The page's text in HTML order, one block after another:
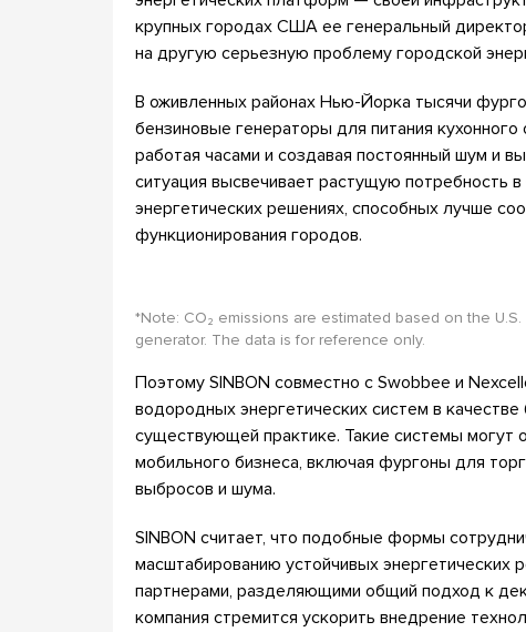
крупных городах США ее генеральный
на другую серьезную проблему городской
В оживленных районах Нью-Йорка тысячи
бензиновые генераторы для питания
работая часами и создавая постоянный шум и
ситуация высвечивает растущую потребность
энергетических решениях, способных лучше
функционирования городов.
*Note: CO₂ emissions are estimated based on the U.S.
generator. The data is for reference only.
Поэтому SINBON совместно с Swobbee и
водородных энергетических систем в
существующей практике. Такие системы могут
мобильного бизнеса, включая фургоны для
выбросов и шума.
SINBON считает, что подобные формы
масштабированию устойчивых
партнерами, разделяющими общий подход к
компания стремится ускорить внедрение